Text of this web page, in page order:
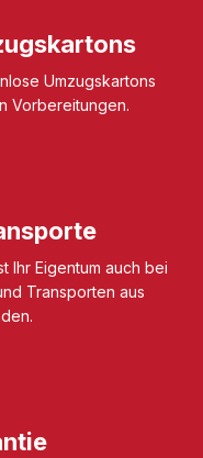
Umzugskartons
Vorbereitungen.
Ihr Eigentum auch bei
Transporten aus